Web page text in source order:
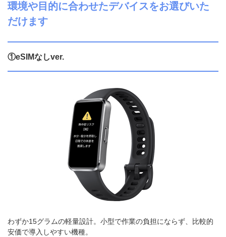
環境や目的に合わせたデバイスをお選びいた
だけます
①eSIMなしver.
わずか15グラムの軽量設計。小型で作業の負担にならず、比較的
安価で導入しやすい機種。